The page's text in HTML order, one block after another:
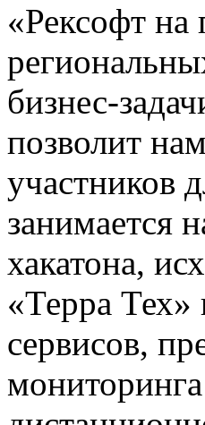
«Рексофт на
бизнес-
позволит
участников
занимается
хакатона,
«Терра
сервисов,